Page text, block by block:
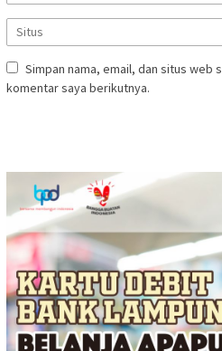
Simpan nama, email, dan situs web
komentar saya berikutnya.